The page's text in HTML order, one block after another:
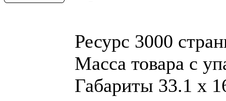
Ресурс 3000
Масса товара с
Габариты 33.1 х